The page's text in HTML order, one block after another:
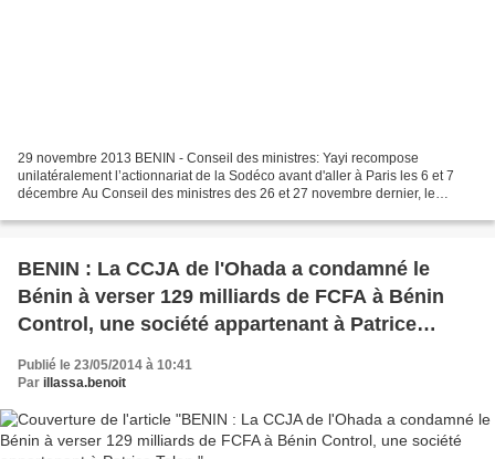
29 novembre 2013 BENIN - Conseil des ministres: Yayi recompose
unilatéralement l’actionnariat de la Sodéco avant d'aller à Paris les 6 et 7
décembre Au Conseil des ministres des 26 et 27 novembre dernier, le
BENIN : La CCJA de l'Ohada a condamné le
Bénin à verser 129 milliards de FCFA à Bénin
Control, une société appartenant à Patrice
Publié le 23/05/2014 à 10:41
Par illassa.benoit